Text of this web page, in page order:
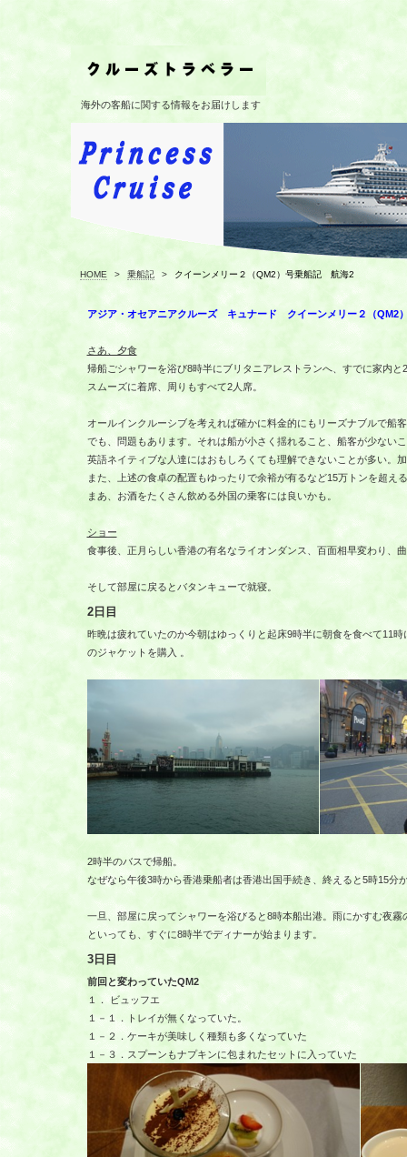
海外の客船に関する情報をお届けします
HOME > 乗船記 > クイーンメリー２（QM2）号乗船記 航海2
アジア・オセアニアクルーズ キュナード クイーンメリー２（QM2
さあ、夕食
帰船ごシャワーを浴び8時半にブリタニアレストランへ、すでに家内
スムーズに着席、周りもすべて2人席。
オールインクルーシブを考えれば確かに料金的にもリーズナブルで船
でも、問題もあります。それは船が小さく揺れること、船客が少ない
英語ネイティブな人達にはおもしろくても理解できないことが多い。
また、上述の食卓の配置もゆったりで余裕が有るなど15万トンを超え
まあ、お酒をたくさん飲める外国の乗客には良いかも。
ショー
食事後、正月らしい香港の有名なライオンダンス、百面相早変わり、
そして部屋に戻るとバタンキューで就寝。
2日目
昨晩は疲れていたのか今朝はゆっくりと起床9時半に朝食を食べて11
のジャケットを購入 。
2時半のバスで帰船。
なぜなら午後3時から香港乗船者は香港出国手続き、終えると5時15分
一旦、部屋に戻ってシャワーを浴びると8時本船出港。雨にかすむ夜霧
といっても、すぐに8時半でディナーが始まります。
3日目
前回と変わっていたQM2
１． ビュッフエ
１－１．トレイが無くなっていた。
１－２．ケーキが美味しく種類も多くなっていた
１－３．スプーンもナプキンに包まれたセットに入っていた